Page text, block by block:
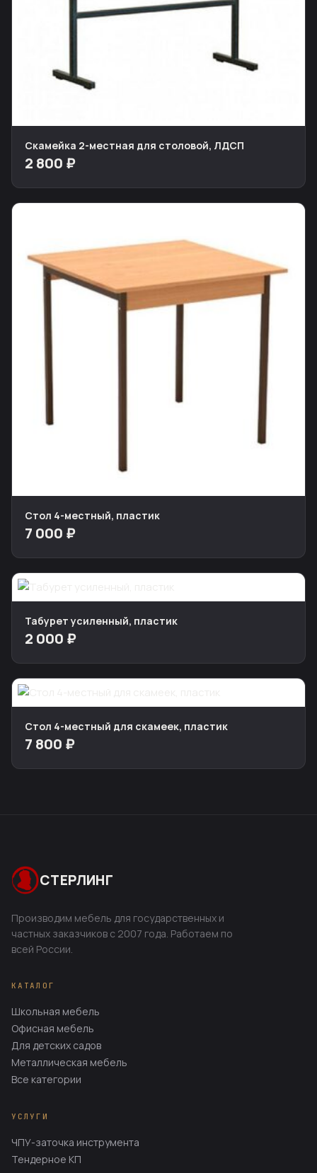
Скамейка 2-местная для столовой, ЛДСП
2 800 ₽
Стол 4-местный, пластик
7 000 ₽
Табурет усиленный, пластик
2 000 ₽
Стол 4-местный для скамеек, пластик
7 800 ₽
СТЕРЛИНГ
Производим мебель для государственных и
частных заказчиков с 2007 года. Работаем по
всей России.
КАТАЛОГ
Школьная мебель
Офисная мебель
Для детских садов
Металлическая мебель
Все категории
УСЛУГИ
ЧПУ-заточка инструмента
Тендерное КП